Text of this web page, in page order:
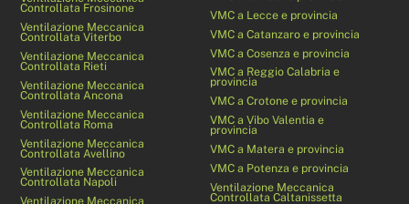
Controllata Frosinone
Ventilazione Meccanica
Controllata Viterbo
Ventilazione Meccanica
Controllata Rieti
Ventilazione Meccanica
Controllata Ancona
Ventilazione Meccanica
Controllata Roma
Ventilazione Meccanica
Controllata Avellino
Ventilazione Meccanica
Controllata Napoli
Ventilazione Meccanica
VMC a Lecce e provincia
VMC a Catanzaro e provincia
VMC a Cosenza e provincia
VMC a Reggio Calabria e
provincia
VMC a Crotone e provincia
VMC a Vibo Valentia e
provincia
VMC a Matera e provincia
VMC a Potenza e provincia
Ventilazione Meccanica
Controllata Caltanissetta